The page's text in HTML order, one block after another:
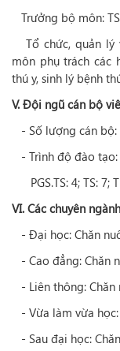
Trưởng bộ môn:
Tổ chức, quản lý
môn phụ trách các
thú y, sinh lý bệnh
V. Đội ngũ cán bộ
- Số lượng cán bộ:
- Trình độ đào tạo:
PGS.TS: 4; TS: 7;
VI. Các chuyên
- Đại học: Chăn
- Cao đẳng: Chăn
- Liên thông: Chăn
- Vừa làm vừa
- Sau đại học: